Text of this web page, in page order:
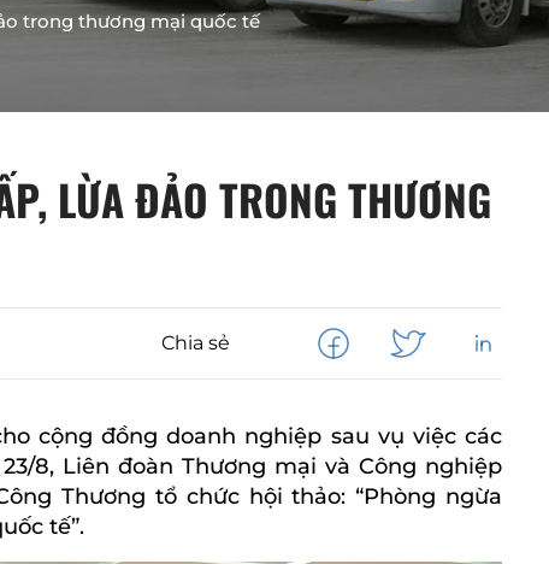
trong thương mại quốc tế
LỪA ĐẢO TRONG THƯƠNG
Chia sẻ
cộng đồng doanh nghiệp sau vụ việc các
8, Liên đoàn Thương mại và Công nghiệp
Thương tổ chức hội thảo: “Phòng ngừa
tế”.